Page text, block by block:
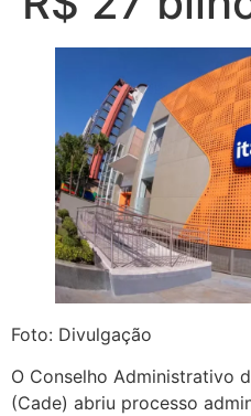
Foto: Divulgação
O Conselho Administrativo
(Cade) abriu processo